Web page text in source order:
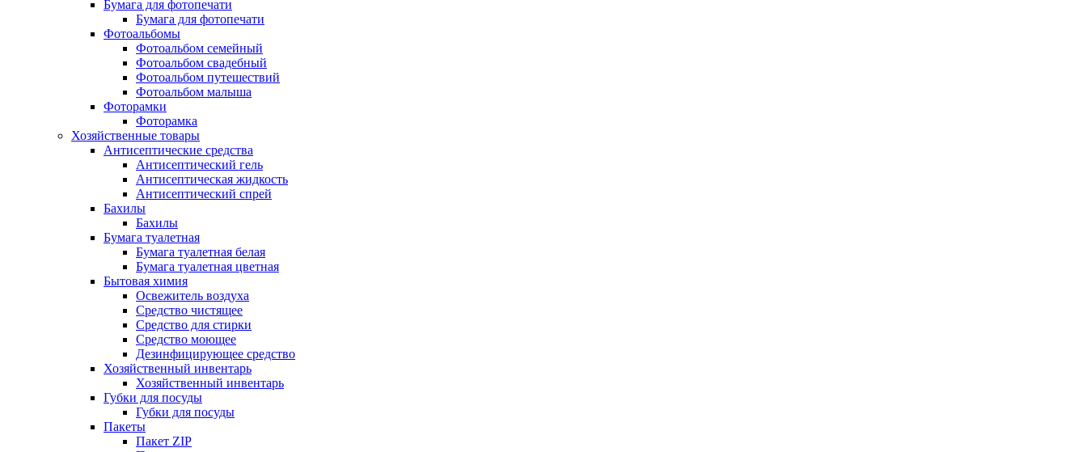
Бумага для фотопечати
Бумага для фотопечати
Фотоальбомы
Фотоальбом семейный
Фотоальбом свадебный
Фотоальбом путешествий
Фотоальбом малыша
Фоторамки
Фоторамка
Хозяйственные товары
Антисептические средства
Антисептический гель
Антисептическая жидкость
Антисептический спрей
Бахилы
Бахилы
Бумага туалетная
Бумага туалетная белая
Бумага туалетная цветная
Бытовая химия
Освежитель воздуха
Средство чистящее
Средство для стирки
Средство моющее
Дезинфицирующее средство
Хозяйственный инвентарь
Хозяйственный инвентарь
Губки для посуды
Губки для посуды
Пакеты
Пакет ZIP